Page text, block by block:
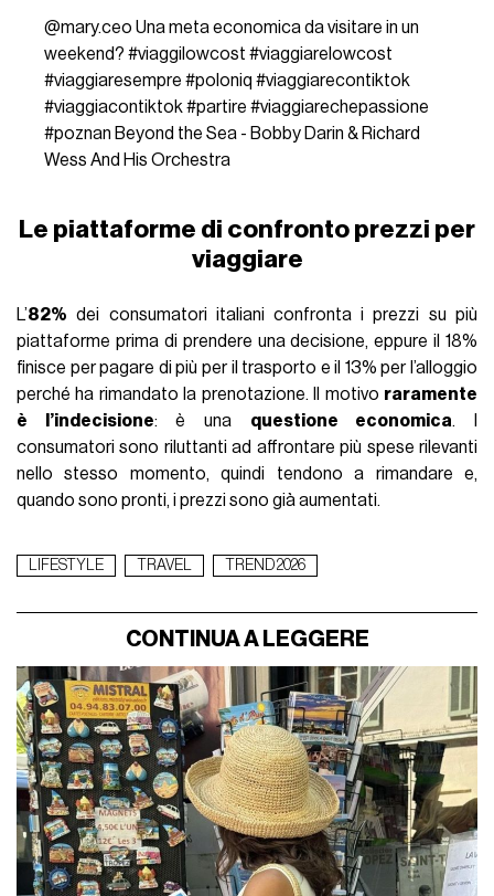
@mary.ceo Una meta economica da visitare in un
weekend? #viaggilowcost #viaggiarelowcost
#viaggiaresempre #poloniq #viaggiarecontiktok
#viaggiacontiktok #partire #viaggiarechepassione
#poznan Beyond the Sea - Bobby Darin & Richard
Wess And His Orchestra
Le piattaforme di confronto prezzi per
viaggiare
L’82% dei consumatori italiani confronta i prezzi su più
piattaforme prima di prendere una decisione, eppure il 18%
finisce per pagare di più per il trasporto e il 13% per l’alloggio
perché ha rimandato la prenotazione. Il motivo raramente
è l’indecisione: è una questione economica. I
consumatori sono riluttanti ad affrontare più spese rilevanti
nello stesso momento, quindi tendono a rimandare e,
quando sono pronti, i prezzi sono già aumentati.
LIFESTYLE TRAVEL TREND 2026
CONTINUA A LEGGERE